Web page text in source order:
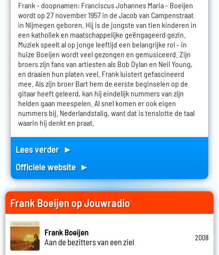
Frank - doopnamen: Franciscus Johannes Maria - Boeijen
wordt op 27 november 1957 in de Jacob van Campenstraat
in Nijmegen geboren. Hij is de jongste van tien kinderen in
een katholiek en maatschappelijke geëngageerd gezin.
Muziek speelt al op jonge leeftijd een belangrijke rol - in
huize Boeijen wordt veel gezongen en gemusiceerd. Zijn
broers zijn fans van artiesten als Bob Dylan en Neil Young,
en draaien hun platen veel. Frank luistert gefascineerd
mee. Als zijn broer Bart hem de eerste beginselen op de
gitaar heeft geleerd, kan hij eindelijk nummers van zijn
helden gaan meespelen. Al snel komen er ook eigen
nummers bij. Nederlandstalig, want dat is tenslotte de taal
waarin hij denkt en praat.
Lees verder ►
Officiele website ►
Frank Boeijen op Jouwradio
Frank Boeijen
Aan de bezitters van een ziel
2008